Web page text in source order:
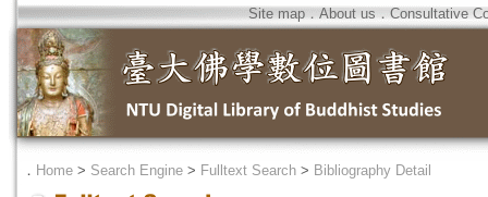
Site map．About us ． Consultative
． Home > Search Engine > Fulltext Search > Bibliography Detail